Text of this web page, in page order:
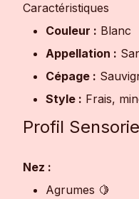
Caractéristiques
Couleur : Blanc
Appellation :
Cépage :
Style : Frais,
Profil
Nez :
Agrumes 🍋